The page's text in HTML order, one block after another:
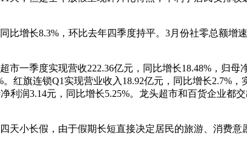
增长8.3%，环比去年四季度持平。3月份社零总额增
一季度实现营收222.36亿元，同比增长18.48%，归母
红旗连锁Q1实现营业收入18.92亿元，同比增长2.7%
利润3.14元，同比增长5.25%。龙头超市和百货企业
天小长假，由于假期长短直接决定居民的旅游、消费